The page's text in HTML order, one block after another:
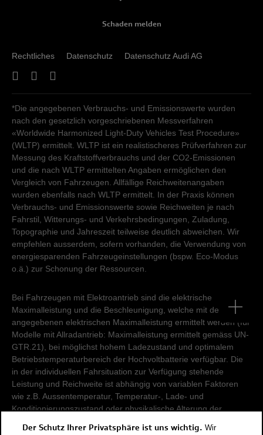
Schaden melden
Rechtliches Datenschutz Datenschutz Audi AG
*Die angegebenen Verbrauchs- und Emissionswerte wurden
nach den gesetzlich vorgeschriebenen Messverfahren
«Worldwide Harmonized Light-Duty Vehicles Test Procedure»
(WLTP) ermittelt. WLTP ist ein realistischeres Prüfverfahren zur
Messung des Kraftstoffverbrauchs und der CO2-Emissionen
und die nach WLTP ermittelten Angaben ermöglichen den
Vergleich von Fahrzeugen. Allfällige Reichweitenangaben
wurden ebenfalls nach WLTP ermittelt. In der Praxis können
Verbrauchs- und Emissionswerte sowie Reichweiten je nach
Fahrstil, Witterungs- und Verkehrsbedingungen, Zuladung,
Topographie und Jahreszeit teilweise deutlich abweichen. Wir
empfehlen ausserdem, sofern vorhanden, die Verwendung von
energiesparenden Fahrzeugeinstellungen (bspw. Eco-Modus
o.ä.) zur Schonung der Ressourcen.
Bei Fahrzeugen mit Elektroantrieb sind die elektrische
Maximalleistung und die Beschleunigung, welche mit der
angegebenen elektrischen Maximalleistung ermittelt werden (für
Modelle mit Allradantrieb: Maximalleistung ermittelt gemäss UN-
GTR.21), bei möglichst hohem Ladezustand und optimalem
Betriebstemperaturbereich der Hochvoltbatterie verfügbar. Die
in der individuellen Fahrsituation zur Verfügung stehende
Leistung und Reichweite ist abhängig von variablen Faktoren
wie z.B. Aussentemperatur, Temperatur-, Lade- und
Konditionierungszustand oder physikalische Alterung der
Der Schutz Ihrer Privatsphäre ist uns wichtig. Wir